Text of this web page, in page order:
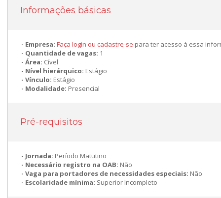
Informações básicas
Empresa: Faça login ou cadastre-se para ter acesso à essa
Quantidade de vagas: 1
Área: Cível
Nível hierárquico: Estágio
Vínculo: Estágio
Modalidade: Presencial
Pré-requisitos
Jornada: Período Matutino
Necessário registro na OAB: Não
Vaga para portadores de necessidades especiais: Não
Escolaridade mínima: Superior Incompleto